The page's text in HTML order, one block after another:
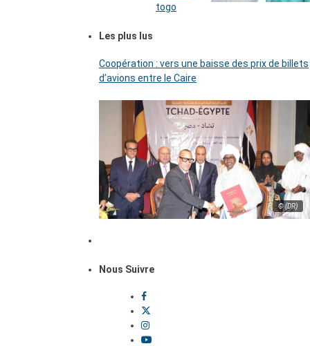
togo
Les plus lus
Coopération : vers une baisse des prix de billets
d’avions entre le Caire
© (DR)
Nous Suivre